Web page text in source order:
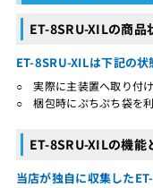
ET-8SRU-XILの商品
ET-8SRU-XILは下記の
○ 実際に主装置へ取り付
○ 梱包時にぷちぷち袋を
ET-8SRU-XILの機能
当店が独自に収集した